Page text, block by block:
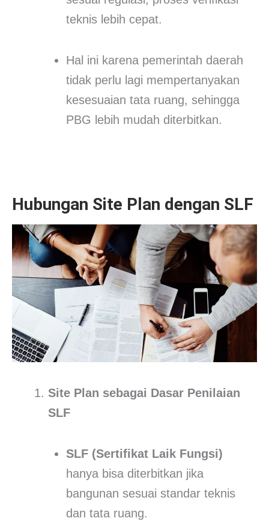
teknis lebih cepat.
Hal ini karena pemerintah daerah
tidak perlu lagi mempertanyakan
kesesuaian tata ruang, sehingga
PBG lebih mudah diterbitkan.
Hubungan Site Plan dengan SLF
Site Plan sebagai Dasar Penilaian
SLF
SLF (Sertifikat Laik Fungsi)
hanya bisa diterbitkan jika
bangunan sesuai standar teknis
dan tata ruang.